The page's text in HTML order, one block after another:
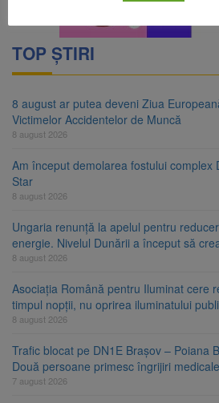
TOP ȘTIRI
8 august ar putea deveni Ziua
Victimelor Accidentelor de Muncă
8 august 2026
Am început demolarea fostului complex
Star
8 august 2026
Ungaria renunță la apelul pentru
energie. Nivelul Dunării a început să
8 august 2026
Asociația Română pentru Iluminat cere
timpul nopții, nu oprirea iluminatului
8 august 2026
Trafic blocat pe DN1E Brașov – Poiana
Două persoane primesc îngrijiri medicale
7 august 2026